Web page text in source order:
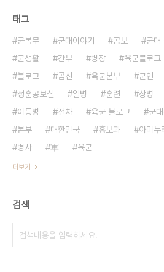
태그
군복무 군대이야기 공보 군대
군생활
간부 병장 육군블로그
블로그
곰신 육군본부 군인
정훈공보실
일병 훈련 상병
이등병
전차 육군 블로그 군
본부
대한민국 홍보과 아미누
병사
軍 육군
더보기
검색